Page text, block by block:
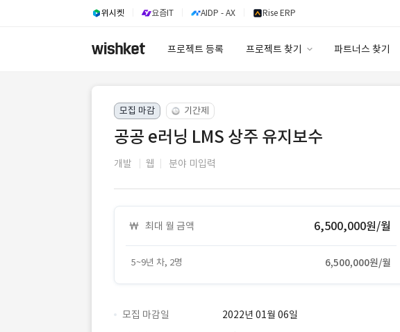
위시켓 요즘IT AIDP - AX Rise ERP
프로젝트 등록 프로젝트 찾기 파트너스 찾기
모집 마감 기간제
공공 e러닝 LMS 상주 유지보수
개발 웹 분야 미입력
최대 월 금액 6,500,000원/월
5~9년 차, 2명 6,500,000원/월
모집 마감일
2022년 01월 06일